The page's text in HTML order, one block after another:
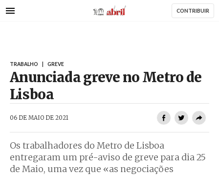
para
AbrilAbril CONTRIBUIR
TRABALHO GREVE
Anunciada greve no Metro de
Lisboa
06 DE MAIO DE 2021
Os trabalhadores do Metro de Lisboa
entregaram um pré-aviso de greve para dia 25
de Maio, uma vez que «as negociações